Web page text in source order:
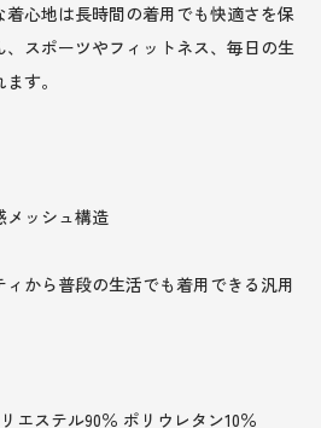
心地は長時間の着用でも快適さを保
スポーツやフィットネス、毎日の生
す。
メッシュ構造
ィから普段の生活でも着用できる汎用
エステル90％ ポリウレタン10％